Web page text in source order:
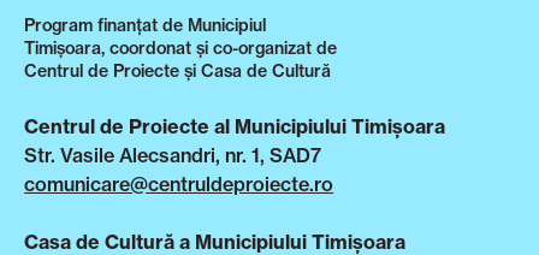
Program finanțat de Municipiul
Timișoara, coordonat și co-organizat de
Centrul de Proiecte și Casa de Cultură
Centrul de Proiecte al Municipiului Timișoara
Str. Vasile Alecsandri, nr. 1, SAD7
comunicare@centruldeproiecte.ro
Casa de Cultură a Municipiului Timișoara